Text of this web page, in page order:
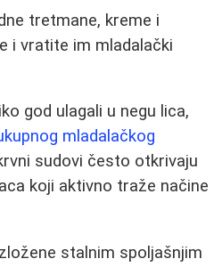
tretmane, kreme i
i vratite im mladalački
god ulagali u negu lica,
mladalačkog
sudovi često otkrivaju
koji aktivno traže načine
stalnim spoljašnjim